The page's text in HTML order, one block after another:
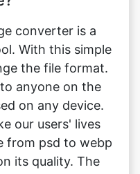
the file format.
anyone on the
on any device.
our users' lives
from psd to webp
its quality. The
similar to the
safe to use
This is